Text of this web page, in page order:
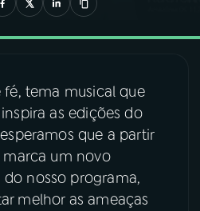
tema musical que
as edições do
que a partir
marca um novo
nosso programa,
melhor as ameaças